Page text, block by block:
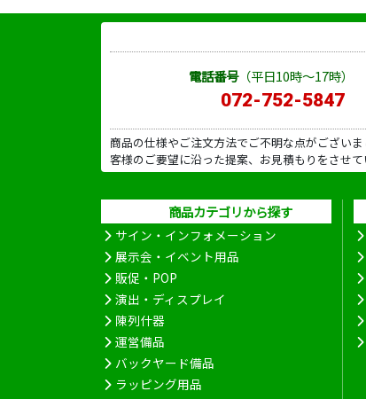
電話番号（平日10時～17時）
072-752-5847
商品の仕様やご注文方法でご不明な点がござい
客様のご要望に沿った提案、お見積もりをさせて
商品カテゴリから探す
サイン・インフォメーション
展示会・イベント用品
販促・POP
演出・ディスプレイ
陳列什器
運営備品
バックヤード備品
ラッピング用品